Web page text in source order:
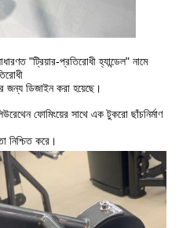
"ট্রিয়ার-প্রতিরোধী হ্যান্ডেল" নামে
জন্য ডিজাইন করা হয়েছে।
ফোমিংয়ের সাথে এক টুকরো ছাঁচনির্মাণ
নিশ্চিত করে।